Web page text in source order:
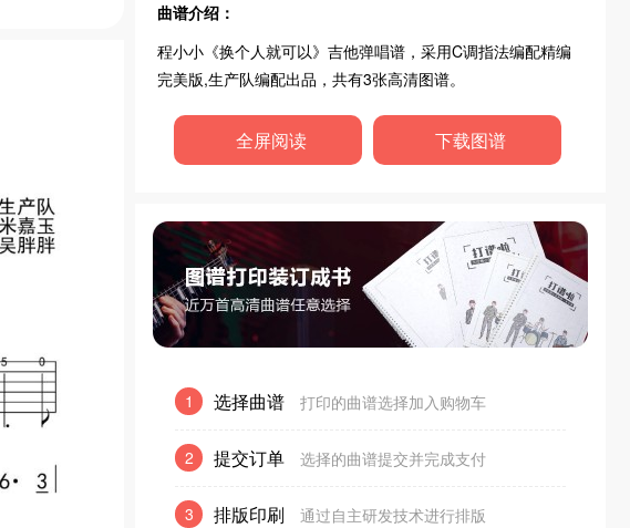
曲谱介绍：
程小小《换个人就可以》吉他弹唱谱，采用C调指法编配精编
完美版,生产队编配出品，共有3张高清图谱。
全屏阅读 下载图谱
1 选择曲谱 打印的曲谱选择加入购物车
2 提交订单 选择的曲谱提交并完成支付
3 排版印刷 通过自主研发技术进行排版